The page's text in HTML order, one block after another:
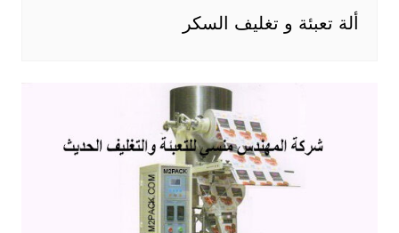
ألة تعبئة و تغليف السكر